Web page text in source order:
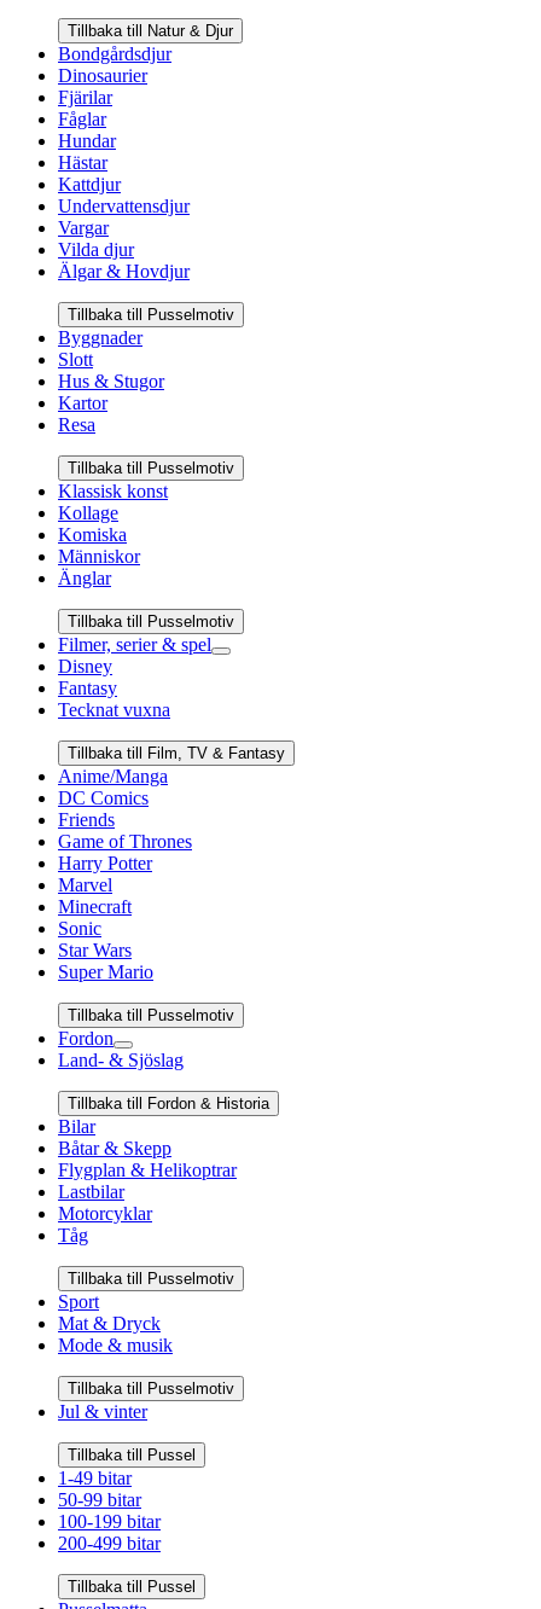
Tillbaka till Natur & Djur
Bondgårdsdjur
Dinosaurier
Fjärilar
Fåglar
Hundar
Hästar
Kattdjur
Undervattensdjur
Vargar
Vilda djur
Älgar & Hovdjur
Tillbaka till Pusselmotiv
Byggnader
Slott
Hus & Stugor
Kartor
Resa
Tillbaka till Pusselmotiv
Klassisk konst
Kollage
Komiska
Människor
Änglar
Tillbaka till Pusselmotiv
Filmer, serier & spel
Disney
Fantasy
Tecknat vuxna
Tillbaka till Film, TV & Fantasy
Anime/Manga
DC Comics
Friends
Game of Thrones
Harry Potter
Marvel
Minecraft
Sonic
Star Wars
Super Mario
Tillbaka till Pusselmotiv
Fordon
Land- & Sjöslag
Tillbaka till Fordon & Historia
Bilar
Båtar & Skepp
Flygplan & Helikoptrar
Lastbilar
Motorcyklar
Tåg
Tillbaka till Pusselmotiv
Sport
Mat & Dryck
Mode & musik
Tillbaka till Pusselmotiv
Jul & vinter
Tillbaka till Pussel
1-49 bitar
50-99 bitar
100-199 bitar
200-499 bitar
Tillbaka till Pussel